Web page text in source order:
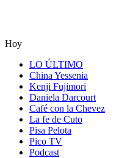
Hoy
LO ÚLTIMO
China Yessenia
Kenji Fujimori
Daniela Darcourt
Café con la Chevez
La fe de Cuto
Pisa Pelota
Pico TV
Podcast